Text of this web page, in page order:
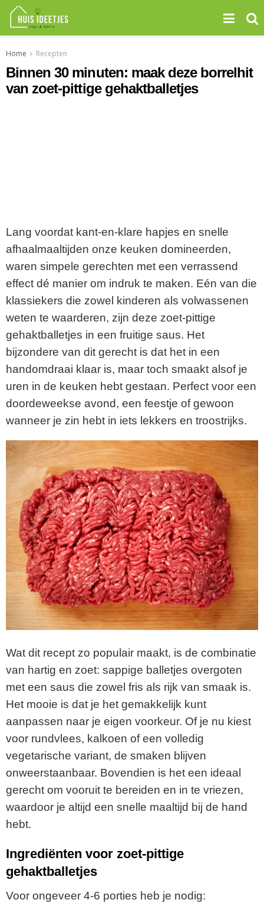
Home Recepten
Binnen 30 minuten: maak deze borrelhit
van zoet-pittige gehaktballetjes
Lang voordat kant-en-klare hapjes en snelle
afhaalmaaltijden onze keuken domineerden,
waren simpele gerechten met een verrassend
effect dé manier om indruk te maken. Eén van die
klassiekers die zowel kinderen als volwassenen
weten te waarderen, zijn deze zoet-pittige
gehaktballetjes in een fruitige saus. Het
bijzondere van dit gerecht is dat het in een
handomdraai klaar is, maar toch smaakt alsof je
uren in de keuken hebt gestaan. Perfect voor een
doordeweekse avond, een feestje of gewoon
wanneer je zin hebt in iets lekkers en troostrijks.
Wat dit recept zo populair maakt, is de combinatie
van hartig en zoet: sappige balletjes overgoten
met een saus die zowel fris als rijk van smaak is.
Het mooie is dat je het gemakkelijk kunt
aanpassen naar je eigen voorkeur. Of je nu kiest
voor rundvlees, kalkoen of een volledig
vegetarische variant, de smaken blijven
onweerstaanbaar. Bovendien is het een ideaal
gerecht om vooruit te bereiden en in te vriezen,
waardoor je altijd een snelle maaltijd bij de hand
hebt.
Ingrediënten voor zoet-pittige
gehaktballetjes
Voor ongeveer 4-6 porties heb je nodig: